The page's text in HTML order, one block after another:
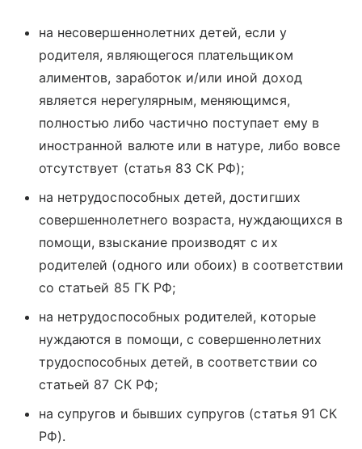
на несовершеннолетних детей, если у
родителя, являющегося плательщиком
алиментов, заработок и/или иной доход
является нерегулярным, меняющимся,
полностью либо частично поступает ему в
иностранной валюте или в натуре, либо вовсе
отсутствует (статья 83 СК РФ);
на нетрудоспособных детей, достигших
совершеннолетнего возраста, нуждающихся в
помощи, взыскание производят с их
родителей (одного или обоих) в соответствии
со статьей 85 ГК РФ;
на нетрудоспособных родителей, которые
нуждаются в помощи, с совершеннолетних
трудоспособных детей, в соответствии со
статьей 87 СК РФ;
на супругов и бывших супругов (статья 91 СК
РФ).